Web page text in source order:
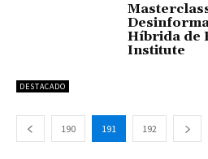
DESTACADO
Híbrida de
Institute
190 191 192